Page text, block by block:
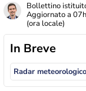
Bollettino
Aggiornato a
(ora locale)
In Breve
Radar meteorologico